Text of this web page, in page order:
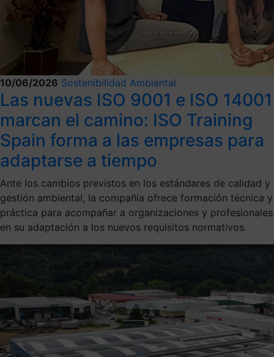
10/06/2026 Sostenibilidad Ambiental
Las nuevas ISO 9001 e ISO 14001
marcan el camino: ISO Training
Spain forma a las empresas para
adaptarse a tiempo
Ante los cambios previstos en los estándares de calidad y
gestión ambiental, la compañía ofrece formación técnica y
práctica para acompañar a organizaciones y profesionales
en su adaptación a los nuevos requisitos normativos.